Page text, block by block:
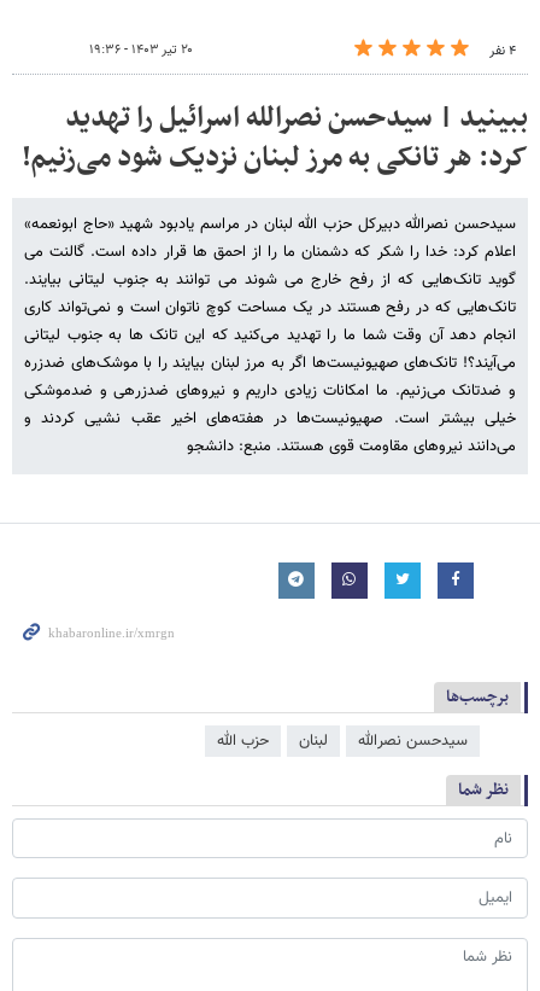
۴ نفر ۲۰ تیر ۱۴۰۳ - ۱۹:۳۶
ببینید | سیدحسن نصرالله اسرائیل را تهدید
کرد: هر تانکی به مرز لبنان نزدیک شود می‌زنیم!
سیدحسن نصرالله دبیرکل حزب الله لبنان در مراسم یادبود شهید «حاج ابونعمه»
اعلام کرد: خدا را شکر که دشمنان ما را از احمق ها قرار داده است. گالنت می‌
گوید تانک‌هایی که از رفح خارج می شوند می توانند به جنوب لیتانی بیایند.
تانک‌هایی که در رفح هستند در یک مساحت کوچ ناتوان است و نمی‌تواند کاری
انجام دهد آن وقت شما ما را تهدید می‌کنید که این تانک ها به جنوب لیتانی
می‌آیند؟! تانک‌های صهیونیست‌ها اگر به مرز لبنان بیایند را با موشک‌های ضدزره
و ضدتانک می‌زنیم. ما امکانات زیادی داریم و نیروهای ضدزرهی و ضدموشکی
خیلی بیشتر است. صهیونیست‌ها در هفته‌های اخیر عقب نشیی کردند و
می‌دانند نیروهای مقاومت قوی هستند. منبع: دانشجو
برچسب‌ها
سیدحسن نصرالله لبنان حزب الله
نظر شما